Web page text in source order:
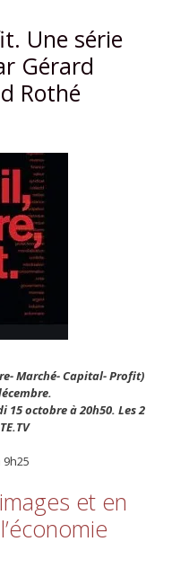
Une série
Gérard
Rothé
Marché- Capital- Profit)
15 octobre à 20h50. Les 2
et en